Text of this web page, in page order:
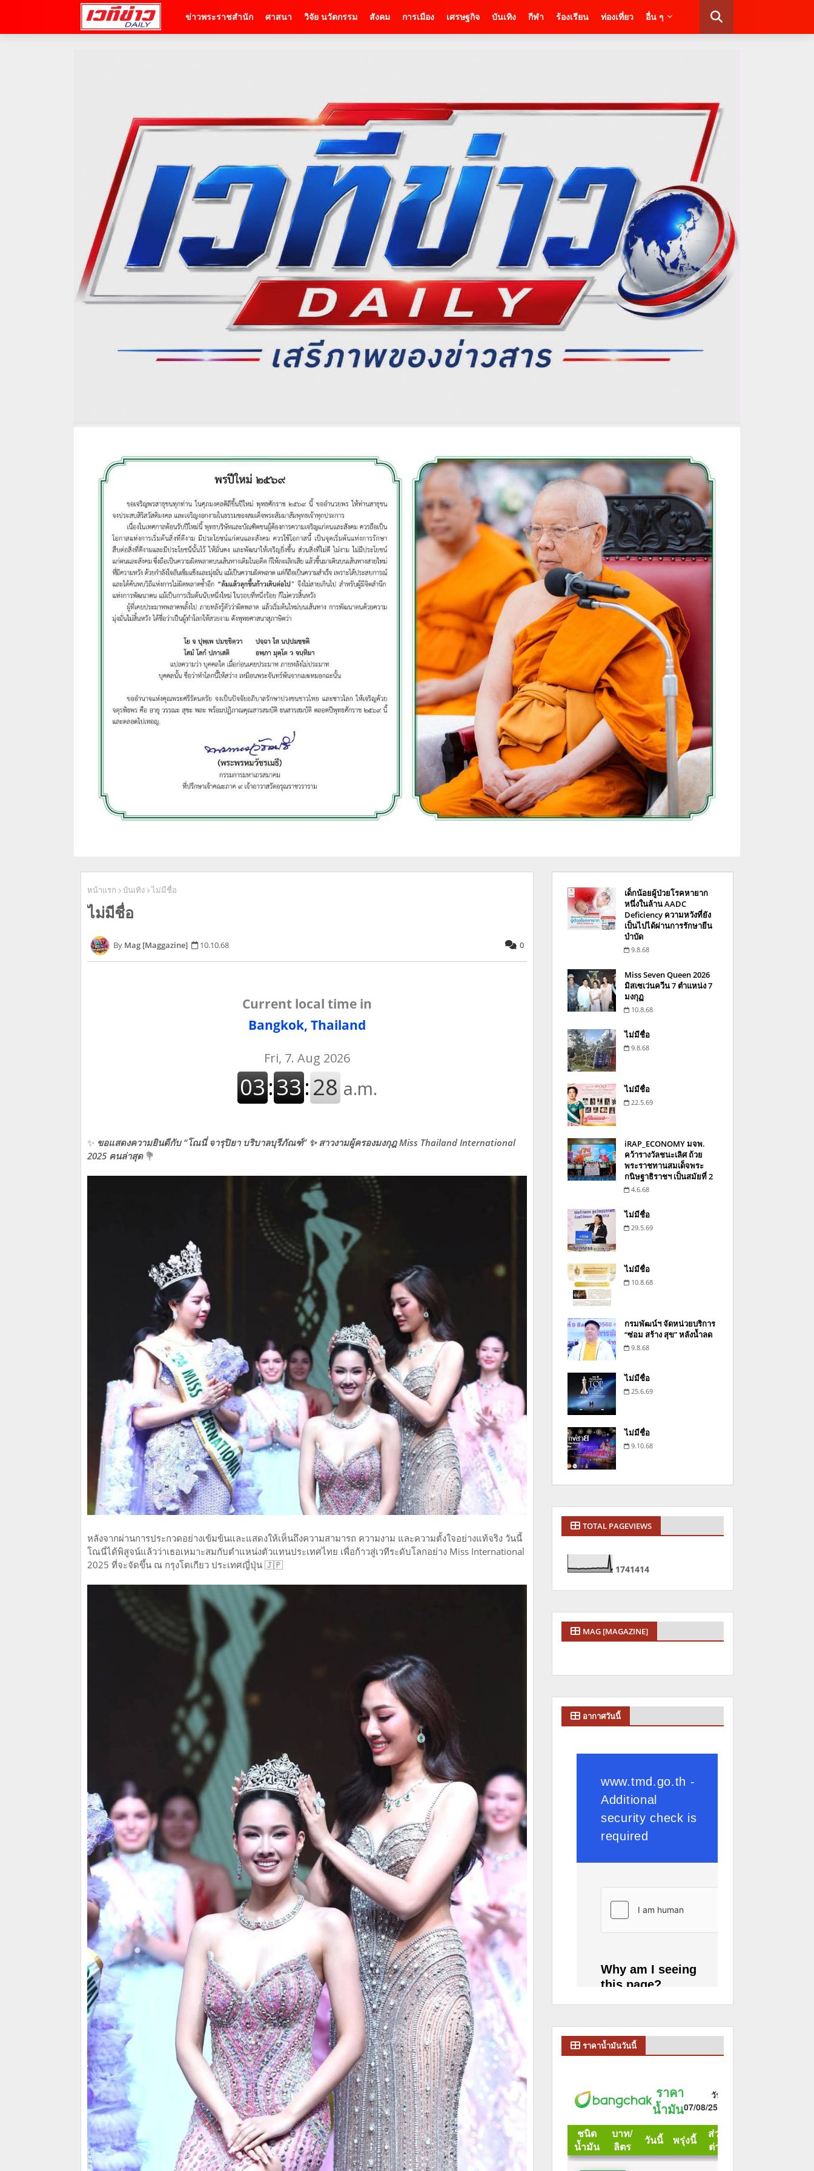
ข่าวพระราชสำนัก ศาสนา วิจัย นวัตกรรม สังคม การเมือง เศรษฐกิจ บันเทิง กีฬา ร้องเรียน ท่องเที่ยว อื่น ๆ
หน้าแรก บันเทิง ไม่มีชื่อ
ไม่มีชื่อ
Mag [Maggazine] 10.10.68 0
Current local time in
Bangkok, Thailand
✨ ขอแสดงความยินดีกับ “โณนี่ จารุปิยา บริบาลบุรีภัณฑ์” ✨สาวงามผู้ครองมงกุฎ Miss Thailand International
2025 คนล่าสุด💐
หลังจากผ่านการประกวดอย่างเข้มข้นและแสดงให้เห็นถึงความสามารถ ความงาม และความตั้งใจอย่างแท้จริง วันนี้
โณนี่ได้พิสูจน์แล้วว่าเธอเหมาะสมกับตำแหน่งตัวแทนประเทศไทย เพื่อก้าวสู่เวทีระดับโลกอย่าง Miss International
2025 ที่จะจัดขึ้น ณ กรุงโตเกียว ประเทศญี่ปุ่น 🇯🇵
เด็กน้อยผู้ป่วยโรคหายาก
หนึ่งในล้าน AADC
Deficiency ความหวังที่ยัง
เป็นไปได้ผ่านการรักษายีน
บำบัด
9.8.68
Miss Seven Queen 2026
มิสเซเว่นควีน 7 ตำแหน่ง 7
มงกุฏ
10.8.68
ไม่มีชื่อ
9.8.68
ไม่มีชื่อ
22.5.69
iRAP_ECONOMY มจพ.
คว้ารางวัลชนะเลิศ ถ้วย
พระราชทานสมเด็จพระ
กนิษฐาธิราชฯ เป็นสมัยที่ 2
4.6.68
ไม่มีชื่อ
29.5.69
ไม่มีชื่อ
10.8.68
กรมพัฒน์ฯ จัดหน่วยบริการ
“ซ่อม สร้าง สุข” หลังน้ำลด
9.8.68
ไม่มีชื่อ
25.6.69
ไม่มีชื่อ
9.10.68
TOTAL PAGEVIEWS
1741414
MAG [MAGAZINE]
อากาศวันนี้
ราคาน้ำมันวันนี้